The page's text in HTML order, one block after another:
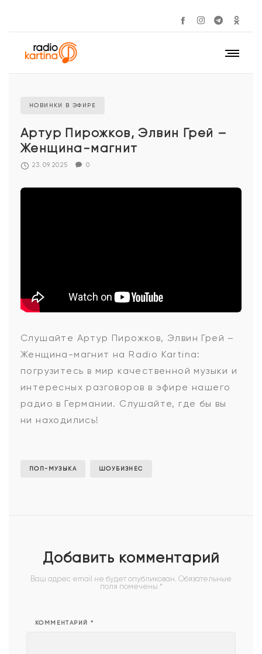
НОВИНКИ В ЭФИРЕ
Артур Пирожков, Элвин Грей –
Женщина-магнит
23.09.2025 0
Артур
Пирожков,
Элвин
магнит
Слушайте Артур Пирожков, Элвин Грей –
Женщина-магнит на Radio Kartina:
погрузитесь в мир качественной музыки и
интересных разговоров в эфире нашего
радио в Германии. Слушайте, где бы вы
ни находились!
ПОП-МУЗЫКА ШОУБИЗНЕС
Добавить комментарий
Ваш адрес email не будет опубликован. Обязательные
поля помечены *
КОММЕНТАРИЙ *